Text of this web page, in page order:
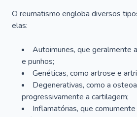
O reumatismo engloba diversos
elas:
Autoimunes, que geralmente
e punhos;
Genéticas, como artrose e
Degenerativas, como a
progressivamente a cartilagem;
Inflamatórias, que